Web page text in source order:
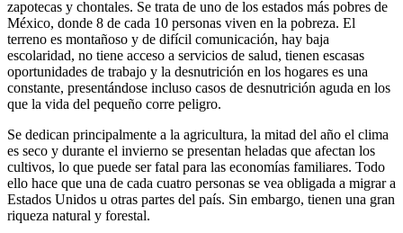
zapotecas y chontales. Se trata de uno de los estados más pobres de
México, donde 8 de cada 10 personas viven en la pobreza. El
terreno es montañoso y de difícil comunicación, hay baja
escolaridad, no tiene acceso a servicios de salud, tienen escasas
oportunidades de trabajo y la desnutrición en los hogares es una
constante, presentándose incluso casos de desnutrición aguda en los
que la vida del pequeño corre peligro.
Se dedican principalmente a la agricultura, la mitad del año el clima
es seco y durante el invierno se presentan heladas que afectan los
cultivos, lo que puede ser fatal para las economías familiares. Todo
ello hace que una de cada cuatro personas se vea obligada a migrar a
Estados Unidos u otras partes del país. Sin embargo, tienen una gran
riqueza natural y forestal.